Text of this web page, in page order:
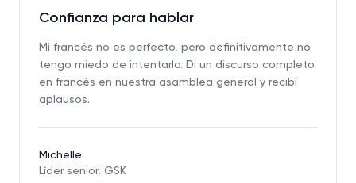
Confianza para hablar
Mi francés no es perfecto, pero definitivamente no
tengo miedo de intentarlo. Di un discurso completo
en francés en nuestra asamblea general y recibí
aplausos.
Michelle
Líder senior, GSK